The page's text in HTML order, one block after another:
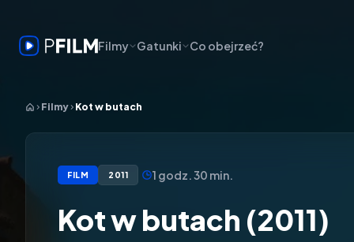
Filmy Gatunki Co obejrzeć?
Filmy Kot w butach
FILM 2011 1 godz. 30 min.
Kot w butach (2011)